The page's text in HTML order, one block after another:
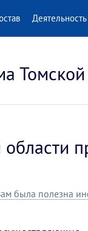
Деятельность
была полезна